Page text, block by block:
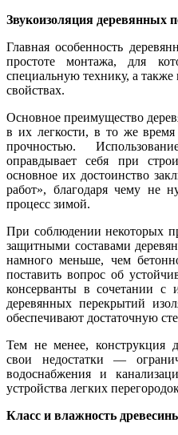
Звукоизоляция деревянных
Главная особенность
простоте монтажа, для
специальную технику, а
свойствах.
Основное преимущество
в их легкости, в то же
прочностью.
оправдывает себя при
основное их достоинство
работ», благодаря чему не
процесс зимой.
При соблюдении некоторых
защитными составами
намного меньше, чем
поставить вопрос об
консерванты в сочетании с
деревянных перекрытий
обеспечивают достаточную
Тем не менее, конструкция
свои недостатки —
водоснабжения и
устройства легких
Класс и влажность